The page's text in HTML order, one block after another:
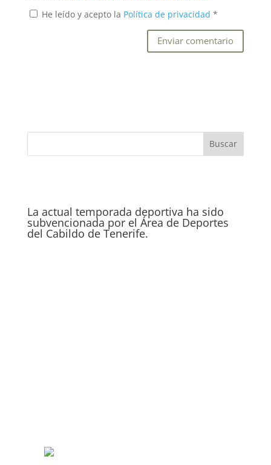
He leído y acepto la Política de privacidad *
La actual temporada deportiva ha sido
subvencionada por el Área de Deportes
del Cabildo de Tenerife.